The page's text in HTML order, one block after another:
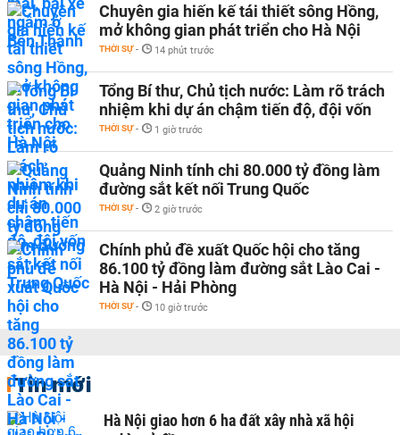
Chuyên gia hiến kế tái thiết sông Hồng,
mở không gian phát triển cho Hà Nội
THỜI SỰ - 14 phút trước
Tổng Bí thư, Chủ tịch nước: Làm rõ trách
nhiệm khi dự án chậm tiến độ, đội vốn
THỜI SỰ - 1 giờ trước
Quảng Ninh tính chi 80.000 tỷ đồng làm
đường sắt kết nối Trung Quốc
THỜI SỰ - 2 giờ trước
Chính phủ đề xuất Quốc hội cho tăng
86.100 tỷ đồng làm đường sắt Lào Cai -
Hà Nội - Hải Phòng
THỜI SỰ - 10 giờ trước
Tin mới
Hà Nội giao hơn 6 ha đất xây nhà xã hội